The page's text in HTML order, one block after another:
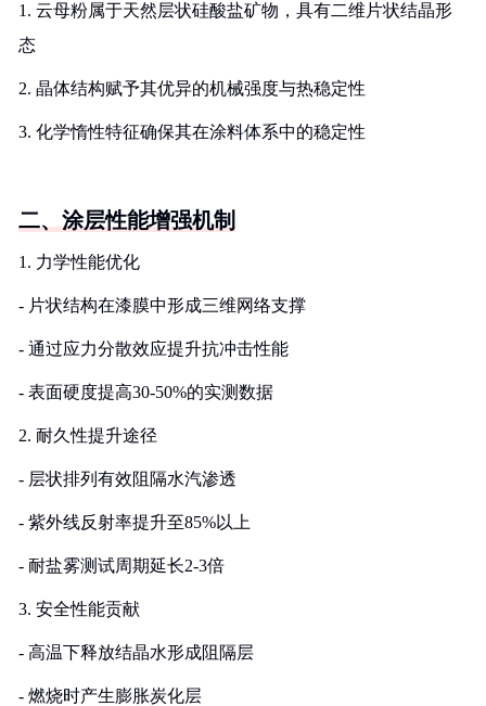
1. 云母粉属于天然层状硅酸盐矿物，具有二维片状结晶形
态
2. 晶体结构赋予其优异的机械强度与热稳定性
3. 化学惰性特征确保其在涂料体系中的稳定性
二、涂层性能增强机制
1. 力学性能优化
- 片状结构在漆膜中形成三维网络支撑
- 通过应力分散效应提升抗冲击性能
- 表面硬度提高30-50%的实测数据
2. 耐久性提升途径
- 层状排列有效阻隔水汽渗透
- 紫外线反射率提升至85%以上
- 耐盐雾测试周期延长2-3倍
3. 安全性能贡献
- 高温下释放结晶水形成阻隔层
- 燃烧时产生膨胀炭化层